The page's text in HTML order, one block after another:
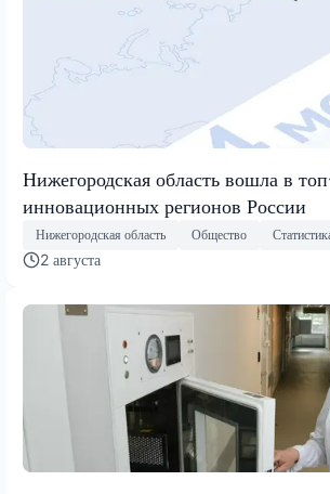
Нижегородская область вошла в
инновационных регионов России
Нижегородская область Общество
2 августа